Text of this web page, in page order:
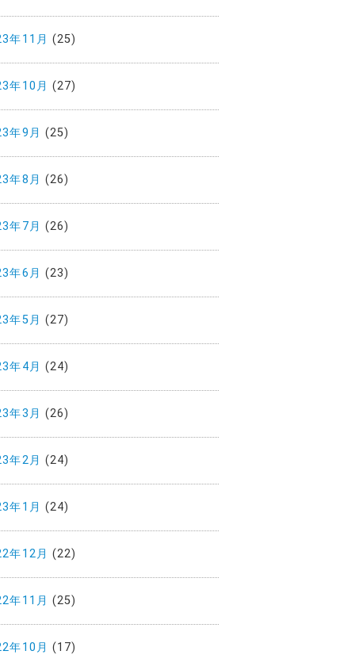
年11月 (25)
年10月 (27)
年9月 (25)
年8月 (26)
年7月 (26)
年6月 (23)
年5月 (27)
年4月 (24)
年3月 (26)
年2月 (24)
年1月 (24)
年12月 (22)
年11月 (25)
年10月 (17)